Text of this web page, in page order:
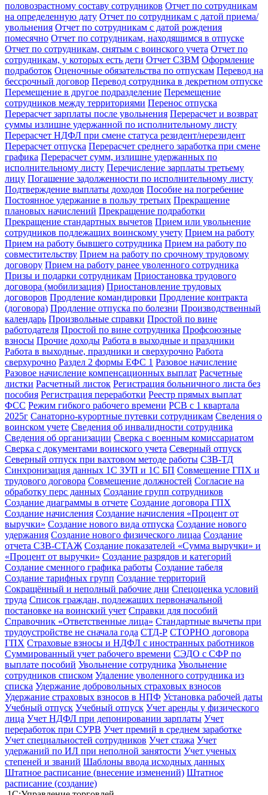
половозрастному составу сотрудников Отчет по сотрудникам
на определенную дату Отчет по сотрудникам с датой приема/
увольнения Отчет по сотрудникам с датой рождения
помесячно Отчет по сотрудникам, находящимся в отпуске
Отчет по сотрудникам, снятым с воинского учета Отчет по
сотрудникам, у которых есть дети Отчет СЗВМ Оформление
подработок Оценочные обязательства по отпускам Перевод на
бессрочный договор Перевод сотрудника в декретном отпуске
Перемещение в другое подразделение Перемещение
сотрудников между территориями Перенос отпуска
Перерасчет зарплаты после увольнения Перерасчет и возврат
суммы излишне удержанной по исполнительному листу
Перерасчет НДФЛ при смене статуса резидент/нерезидент
Перерасчет отпуска Перерасчет среднего заработка при смене
графика Перерасчет сумм, излишне удержанных по
исполнительному листу Перечисление зарплаты третьему
лицу Погашение задолженности по исполнительному листу
Подтверждение выплаты доходов Пособие на погребение
Постоянное удержание в пользу третьих Прекращение
плановых начислений Прекращение подработки
Прекращение стандартных вычетов Прием или увольнение
сотрудников подлежащих воинскому учету Прием на работу
Прием на работу бывшего сотрудника Прием на работу по
совместительству Прием на работу по срочному трудовому
договору Прием на работу ранее уволенного сотрудника
Призы и подарки сотрудникам Приостановка трудового
договора (мобилизация) Приостановление трудовых
договоров Продление командировки Продление контракта
(договора) Продление отпуска по болезни Производственный
календарь Произвольные справки Простой по вине
работодателя Простой по вине сотрудника Профсоюзные
взносы Прочие доходы Работа в выходные и праздники
Работа в выходные, праздники и сверхурочно Работа
сверхурочно Раздел 2 формы ЕФС 1 Разовое начисление
Разовое начисление компенсационных выплат Расчетные
листки Расчетный листок Регистрация больничного листа без
пособия Регистрация переработки Реестр прямых выплат
ФСС Режим гибкого рабочего времени РСВ с 1 квартала
2025г Санаторно-курортные путевки сотрудникам Сведения о
воинском учете Сведения об инвалидности сотрудника
Сведения об организации Сверка с военным комиссариатом
Сверка с документами воинского учета Северный отпуск
Северный отпуск при вахтовом методе работы СЗВ-ТД
Синхронизация данных 1С ЗУП и 1С БП Совмещение ГПХ и
трудового договора Совмещение должностей Согласие на
обработку перс данных Создание групп сотрудников
Создание диаграммы в отчете Создание договора ГПХ
Создание начисления Создание начисления «Процент от
выручки» Создание нового вида отпуска Создание нового
удержания Создание нового физического лицаа Создание
отчета СЗВ-СТАЖ Создание показателей «Сумма выручки» и
«Процент от выручки» Создание разрядов и категорий
Создание сменного графика работы Создание табеля
Создание тарифных групп Создание территорий
Сокращённый и неполный рабочие дни Спецоценка условий
труда Список граждан, подлежащих первоначальной
постановке на воинский учет Справки для пособий
Справочник «Ответственные лица» Стандартные вычеты при
трудоустройстве не сначала года СТД-Р СТОРНО договора
ГПХ Страховые взносы и НДФЛ с иностранных работников
Суммированный учет рабочего времени СЭДО с СФР по
выплате пособий Увольнение сотрудника Увольнение
сотрудников списком Удаление уволенного сотрудника из
списка Удержание добровольных страховых взносов
Удержание страховых взносов в НПФ Установка рабочей даты
Учебный отпуск Учебный отпуск Учет аренды у физического
лица Учет НДФЛ при депонировании зарплаты Учет
переработок при СУРВ Учет премий в среднем заработке
Учет специальностей сотрудников Учет стажа Учет
удержаний по ИЛ при неполной занятости Учет ученых
степеней и званий Шаблоны ввода исходных данных
Штатное расписание (внесение изменений) Штатное
расписание (создание)